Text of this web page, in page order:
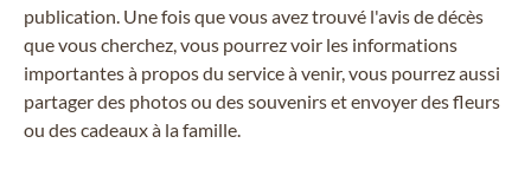
publication. Une fois que vous avez trouvé l'avis de décès
que vous cherchez, vous pourrez voir les informations
importantes à propos du service à venir, vous pourrez aussi
partager des photos ou des souvenirs et envoyer des fleurs
ou des cadeaux à la famille.